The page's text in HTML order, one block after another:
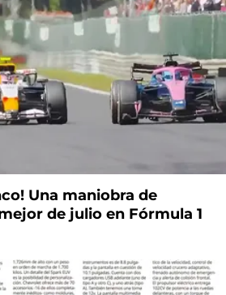
Una maniobra de
de julio en Fórmula 1